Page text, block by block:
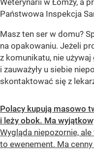
Państwowa Inspekcja
Masz ten ser w domu?
na opakowaniu. Jeżeli
z komunikatu, nie używaj
i zauważyły u siebie
skontaktować się z
Polacy kupują masowo
i leży obok. Ma
Wygląda niepozornie,
to ewenement. Ma